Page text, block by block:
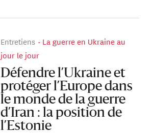
Entretiens
La guerre en Ukraine au
jour le jour
Défendre l’Ukraine et
protéger l’Europe dans
le monde de la guerre
d’Iran : la position de
l’Estonie